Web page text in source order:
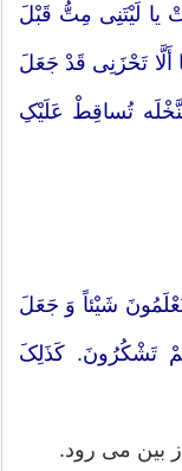
یا لَیْتَنِی‏ مِتُّ قَبْلَ
أَلَّا تَحْزَنِی قَدْ جَعَلَ
تُساقِطْ عَلَیْکِ
شَیْئاً وَ جَعَلَ
تَشْکُرُونَ. كَذَلِکَ
بین می رود.